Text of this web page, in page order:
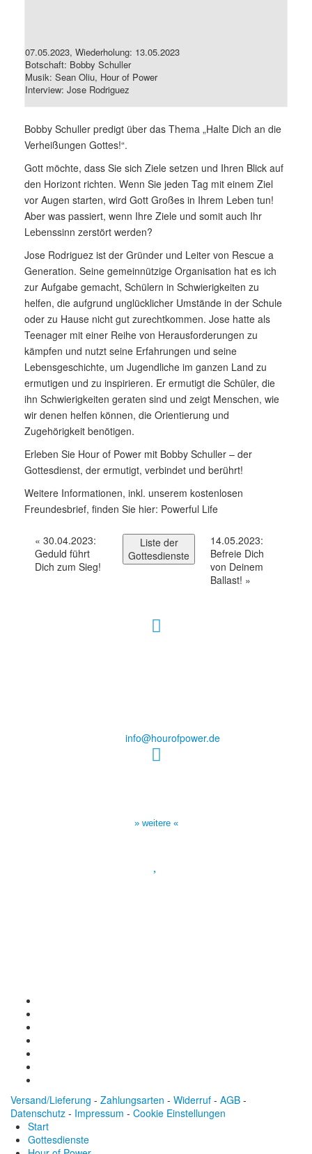
07.05.2023, Wiederholung: 13.05.2023
Botschaft: Bobby Schuller
Musik: Sean Oliu, Hour of Power
Interview: Jose Rodriguez
Bobby Schuller predigt über das Thema „Halte Dich an die
Verheißungen Gottes!“.
Gott möchte, dass Sie sich Ziele setzen und Ihren Blick auf
den Horizont richten. Wenn Sie jeden Tag mit einem Ziel
vor Augen starten, wird Gott Großes in Ihrem Leben tun!
Aber was passiert, wenn Ihre Ziele und somit auch Ihr
Lebenssinn zerstört werden?
Jose Rodriguez ist der Gründer und Leiter von Rescue a
Generation. Seine gemeinnützige Organisation hat es ich
zur Aufgabe gemacht, Schülern in Schwierigkeiten zu
helfen, die aufgrund unglücklicher Umstände in der Schule
oder zu Hause nicht gut zurechtkommen. Jose hatte als
Teenager mit einer Reihe von Herausforderungen zu
kämpfen und nutzt seine Erfahrungen und seine
Lebensgeschichte, um Jugendliche im ganzen Land zu
ermutigen und zu inspirieren. Er ermutigt die Schüler, die
ihn Schwierigkeiten geraten sind und zeigt Menschen, wie
wir denen helfen können, die Orientierung und
Zugehörigkeit benötigen.
Erleben Sie Hour of Power mit Bobby Schuller – der
Gottesdienst, der ermutigt, verbindet und berührt!
Weitere Informationen, inkl. unserem kostenlosen
Freundesbrief, finden Sie hier: Powerful Life
« 30.04.2023:
Geduld führt
Dich zum Sieg!
Liste der
Gottesdienste
14.05.2023:
Befreie Dich
von Deinem
Ballast! »
info@hourofpower.de
» weitere «
Versand/Lieferung - Zahlungsarten - Widerruf - AGB -
Datenschutz - Impressum - Cookie Einstellungen
Start
Gottesdienste